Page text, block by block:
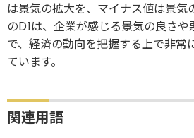
は景気の拡大を、マイナス値は景気
のDIは、企業が感じる景気の良さや
で、経済の動向を把握する上で非常
ています。
関連用語